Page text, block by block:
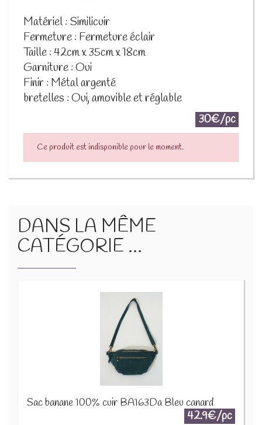
Matériel : Similicuir
Fermeture : Fermeture éclair
Taille : 42cm x 35cm x 18cm
Garniture : Oui
Finir : Métal argenté
bretelles : Oui, amovible et réglable
30€/pc
Ce produit est indisponible pour le moment.
DANS LA MÊME
CATÉGORIE ...
Sac banane 100% cuir BA163Da Bleu canard
42.9€/pc